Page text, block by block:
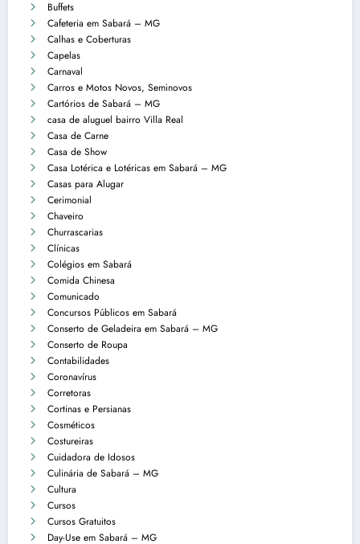
Buffets
Cafeteria em Sabará – MG
Calhas e Coberturas
Capelas
Carnaval
Carros e Motos Novos, Seminovos
Cartórios de Sabará – MG
casa de aluguel bairro Villa Real
Casa de Carne
Casa de Show
Casa Lotérica e Lotéricas em Sabará – MG
Casas para Alugar
Cerimonial
Chaveiro
Churrascarias
Clínicas
Colégios em Sabará
Comida Chinesa
Comunicado
Concursos Públicos em Sabará
Conserto de Geladeira em Sabará – MG
Conserto de Roupa
Contabilidades
Coronavírus
Corretoras
Cortinas e Persianas
Cosméticos
Costureiras
Cuidadora de Idosos
Culinária de Sabará – MG
Cultura
Cursos
Cursos Gratuitos
Day-Use em Sabará – MG